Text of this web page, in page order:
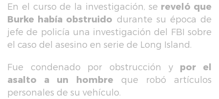
En el curso de la investigación, se reveló que
Burke había obstruido durante su época de
jefe de policía una investigación del FBI sobre
el caso del asesino en serie de Long Island.
Fue condenado por obstrucción y por el
asalto a un hombre que robó artículos
personales de su vehículo.